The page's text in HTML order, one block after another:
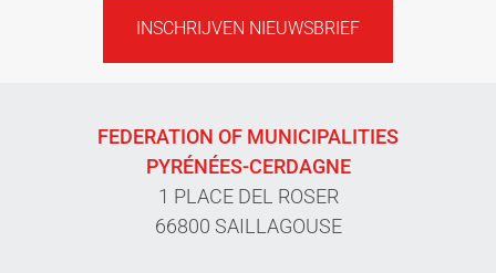
INSCHRIJVEN NIEUWSBRIEF
FEDERATION OF MUNICIPALITIES
PYRÉNÉES-CERDAGNE
1 PLACE DEL ROSER
66800 SAILLAGOUSE